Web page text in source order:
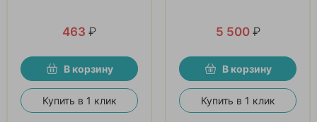
463 ₽
В корзину
Купить в 1 клик
5 500 ₽
В корзину
Купить в 1 клик